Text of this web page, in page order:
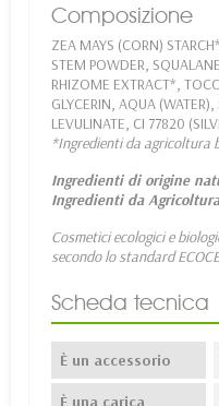
Composizione
ZEA MAYS (CORN)
STEM POWDER,
RHIZOME EXTRACT*,
GLYCERIN, AQUA
LEVULINATE, CI 77820
*Ingredienti da agricoltura
Ingredienti di origine
Ingredienti da
Cosmetici ecologici e
secondo lo standard
Scheda tecnica
È un accessorio
È una carica